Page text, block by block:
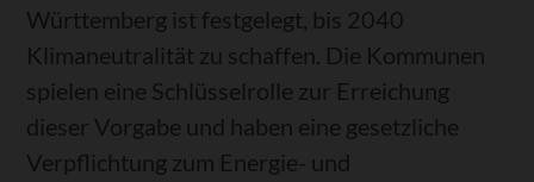
Württemberg ist festgelegt, bis 2040
Klimaneutralität zu schaffen. Die Kommunen
spielen eine Schlüsselrolle zur Erreichung
dieser Vorgabe und haben eine gesetzliche
Verpflichtung zum Energie- und